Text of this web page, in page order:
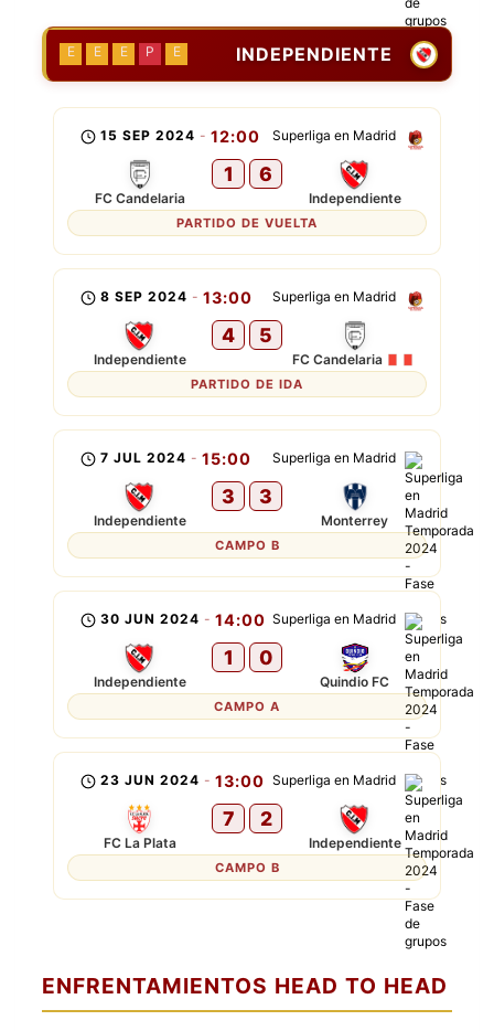
INDEPENDIENTE
E E E P E
Superliga en Madrid
15 SEP 2024 - 12:00
FC Candelaria
1 6
Independiente
PARTIDO DE VUELTA
Superliga en Madrid
8 SEP 2024 - 13:00
Independiente
4 5
FC Candelaria
PARTIDO DE IDA
Superliga en Madrid
7 JUL 2024 - 15:00
Independiente
3 3
Monterrey
CAMPO B
Superliga en Madrid
30 JUN 2024 - 14:00
Independiente
1 0
Quindio FC
CAMPO A
Superliga en Madrid
23 JUN 2024 - 13:00
FC La Plata
7 2
Independiente
CAMPO B
ENFRENTAMIENTOS HEAD TO HEAD